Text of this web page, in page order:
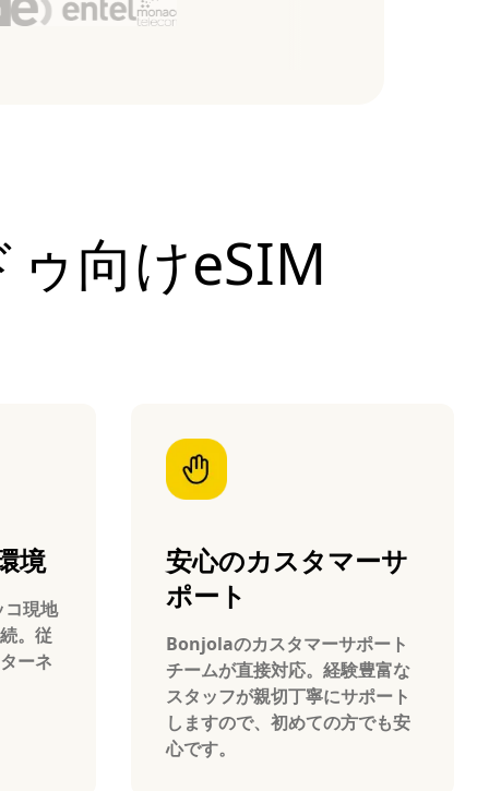
向けeSIM
境
現地
。従
ーネ
安心のカスタマーサ
ポート
Bonjolaのカスタマーサポート
チームが直接対応。経験豊富な
スタッフが親切丁寧にサポート
しますので、初めての方でも安
心です。